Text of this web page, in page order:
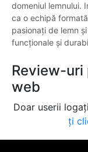
domeniul lemnului.
ca o echipă
pasionați de lemn
funcționale și
Review-
web
Doar userii
ți